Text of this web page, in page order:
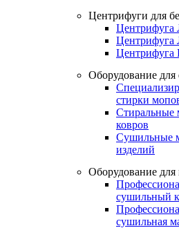
Центрифуги для
Центрифуга
Центрифуга
Центрифуга
Оборудование для
стирки
Стиральные
ковров
Сушильные
изделий
Оборудование
сушильный
сушильная